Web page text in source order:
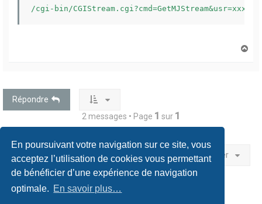
En poursuivant votre navigation sur ce site, vous
acceptez l’utilisation de cookies vous permettant
de bénéficier d’une expérience de navigation
optimale. En savoir plus…
/cgi-bin/
Répondre
2 messages • Page 1 sur 1
Aller